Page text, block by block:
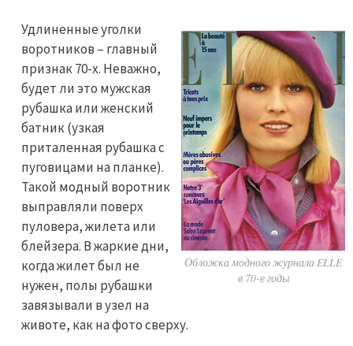
Обложка модного журнала ELLE
в 70-е годы
Удлиненные уголки
воротников – главный
признак 70-х. Неважно,
будет ли это мужская
рубашка или женский
батник (узкая
приталенная рубашка с
пуговицами на планке).
Такой модный воротник
выправляли поверх
пуловера, жилета или
блейзера. В жаркие дни,
когда жилет был не
нужен, полы рубашки
завязывали в узел на
животе, как на фото сверху.